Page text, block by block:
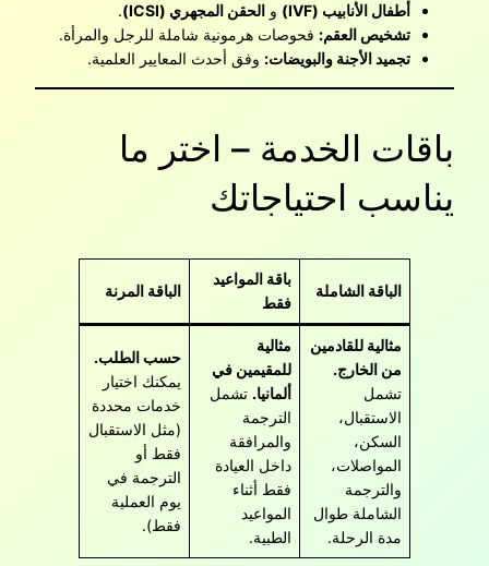
أطفال الأنابيب (IVF) و الحقن المجهري (ICSI)
.
تشخيص العقم: فحوصات هرمونية شاملة للرجل والمرأة.
تجميد الأجنة والبويضات: وفق أحدث المعايير العلمية.
باقات الخدمة – اختر ما
يناسب احتياجاتك
الباقة الشاملة
باقة المواعيد
فقط
الباقة المرنة
مثالية للقادمين
من الخارج.
تشمل
الاستقبال،
السكن،
المواصلات،
والترجمة
الشاملة طوال
مدة الرحلة.
مثالية
للمقيمين في
ألمانيا. تشمل
الترجمة
والمرافقة
داخل العيادة
فقط أثناء
المواعيد
الطبية.
حسب الطلب.
يمكنك اختيار
خدمات محددة
(مثل الاستقبال
فقط أو
الترجمة في
يوم العملية
فقط).